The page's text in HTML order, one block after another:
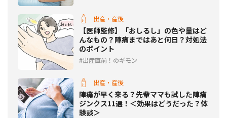
出産・産後
【医師監修】「おしるし」の色や量はど
んなもの？陣痛まではあと何日？対処法
のポイント
出産直前！のギモン
出産・産後
陣痛が早く来る？先輩ママも試した陣痛
ジンクス11選！＜効果はどうだった？体
験談＞